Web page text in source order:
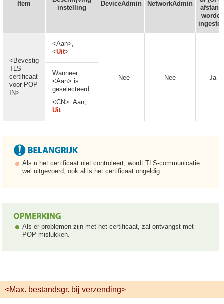
Item
instelling
DeviceAdmin NetworkAdmin
worden
<Bevestig
TLS-
certificaat
voor POP
IN>
<Aan>,
<Uit>
Nee Nee Ja
Wanneer
<Aan> is
geselecteerd:
<CN>: Aan,
Uit
Als u het certificaat niet controleert, wordt TLS-communicatie
wel uitgevoerd, ook al is het certificaat ongeldig.
Als er problemen zijn met het certificaat, zal ontvangst met
POP mislukken.
<Max. bestandsgr. bij verzending>